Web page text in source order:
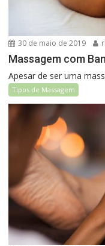
30 de maio de 2019
Massagem com
Apesar de ser uma
Tipos de Massagem